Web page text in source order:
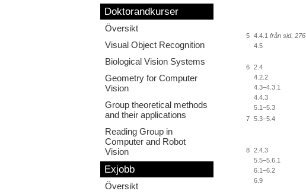
Doktorandkurser
Översikt
Visual Object Recognition
Biological Vision Systems
Geometry for Computer
Vision
Group theoretical methods
and their applications
Reading Group in
Computer and Robot
Vision
Exjobb
Översikt
5
4.4.1från sid. 276
4.5
6
2.4
4.2.2
4.3–4.3.1
4.4.3
5.1–5.3
7 5.3–5.4
8
2.4.3
5.5–5.6.1
6.1–6.2
6.9